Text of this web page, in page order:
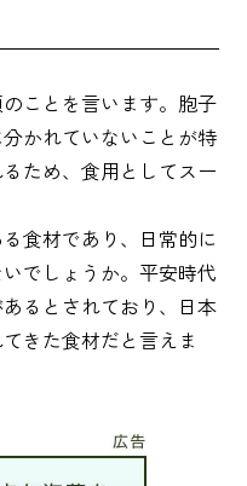
醤油 お菓子
ことを言います。胞子
かれていないことが特
ため、食用としてスー
食材であり、日常的に
でしょうか。平安時代
るとされており、日本
きた食材だと言えま